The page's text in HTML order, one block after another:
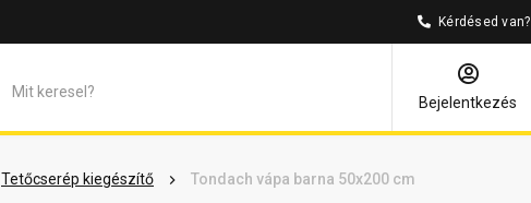
Kérdésed van?
Bejelentkezés
Tetőcserép kiegészítő Tondach vápa barna 50x200 cm
Vásárlói vélemények Kérdések és válaszok Kapcsolódó cikkek